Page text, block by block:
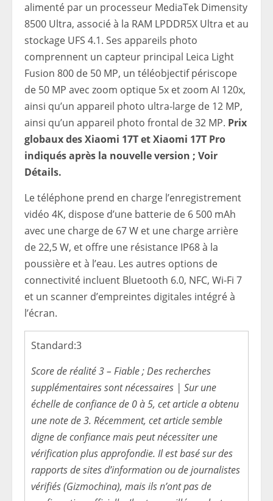
alimenté par un processeur MediaTek Dimensity
8500 Ultra, associé à la RAM LPDDR5X Ultra et au
stockage UFS 4.1. Ses appareils photo
comprennent un capteur principal Leica Light
Fusion 800 de 50 MP, un téléobjectif périscope
de 50 MP avec zoom optique 5x et zoom AI 120x,
ainsi qu’un appareil photo ultra-large de 12 MP,
ainsi qu’un appareil photo frontal de 32 MP. Prix
​​​​globaux des Xiaomi 17T et Xiaomi 17T Pro
indiqués après la nouvelle version ; Voir
Détails.
Le téléphone prend en charge l’enregistrement
vidéo 4K, dispose d’une batterie de 6 500 mAh
avec une charge de 67 W et une charge arrière
de 22,5 W, et offre une résistance IP68 à la
poussière et à l’eau. Les autres options de
connectivité incluent Bluetooth 6.0, NFC, Wi-Fi 7
et un scanner d’empreintes digitales intégré à
l’écran.
Standard:3
Score de réalité 3 – Fiable ; Des recherches
supplémentaires sont nécessaires | Sur une
échelle de confiance de 0 à 5, cet article a obtenu
une note de 3. Récemment, cet article semble
digne de confiance mais peut nécessiter une
vérification plus approfondie. Il est basé sur des
rapports de sites d’information ou de journalistes
vérifiés (Gizmochina), mais ils n’ont pas de